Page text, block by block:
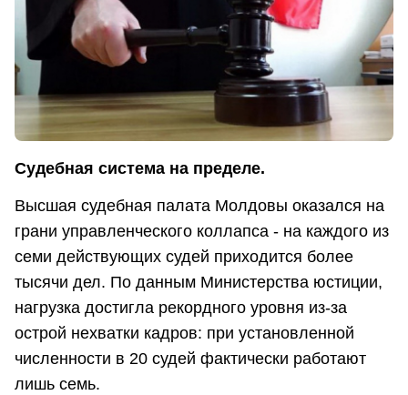
Судебная система на пределе.
Высшая судебная палата Молдовы оказался на
грани управленческого коллапса - на каждого из
семи действующих судей приходится более
тысячи дел. По данным Министерства юстиции,
нагрузка достигла рекордного уровня из-за
острой нехватки кадров: при установленной
численности в 20 судей фактически работают
лишь семь.